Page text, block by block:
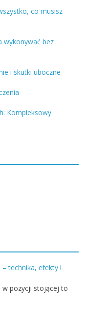
co musisz
wykonywać bez
i skutki uboczne
Kompleksowy
– technika, efekty i
w pozycji stojącej to